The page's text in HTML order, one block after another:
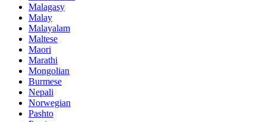
Malagasy
Malay
Malayalam
Maltese
Maori
Marathi
Mongolian
Burmese
Nepali
Norwegian
Pashto